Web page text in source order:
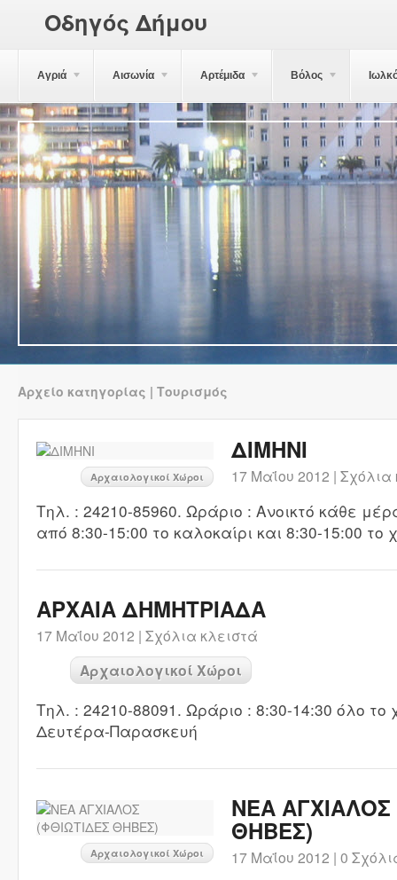
Οδηγός Δήμου
Αγριά Αισωνία Αρτέμιδα Βόλος
Αρχείο κατηγορίας | Τουρισμός
Αρχαιολογικοί Χώροι
ΔΙΜΗΝΙ
17 Μαΐου 2012 | Σχόλια
Τηλ. : 24210-85960. Ωράριο : Ανοικτό κάθε
από 8:30-15:00 το καλοκαίρι και 8:30-15:00 το
ΑΡΧΑΙΑ ΔΗΜΗΤΡΙΑΔΑ
17 Μαΐου 2012 | Σχόλια κλειστά
Αρχαιολογικοί Χώροι
Τηλ. : 24210-88091. Ωράριο : 8:30-14:30 όλο το
Δευτέρα-Παρασκευή
Αρχαιολογικοί Χώροι
ΝΕΑ ΑΓΧΙΑΛΟΣ
ΘΗΒΕΣ)
17 Μαΐου 2012 | 0